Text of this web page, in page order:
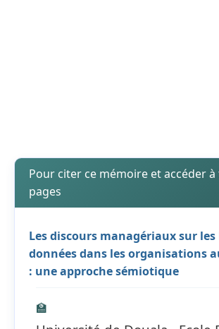
Pour citer ce mémoire et accéder à
pages
Les discours managériaux sur les
données dans les organisations
: une approche sémiotique
🏫